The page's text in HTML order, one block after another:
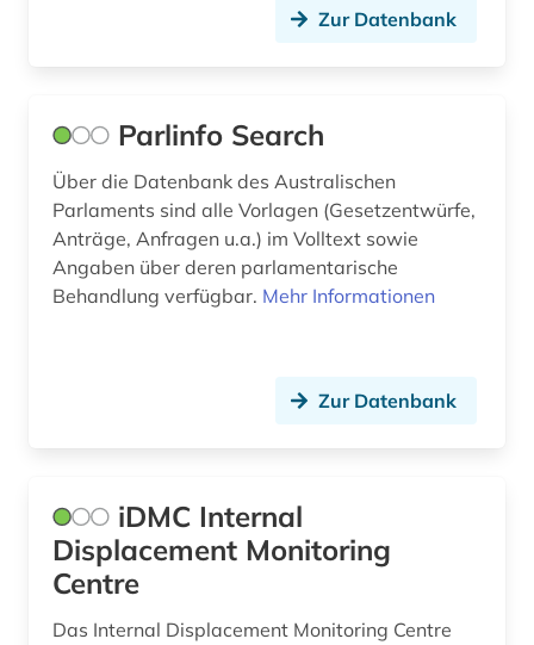
sydney (3)
tagebuch (1)
terminologie (1)
terrorismus (1)
unternehmen (1)
usa (3)
Zur Datenbank
Parlinfo Search
Über die Datenbank des Australischen
Parlaments sind alle Vorlagen (Gesetzentwürfe,
Anträge, Anfragen u.a.) im Volltext sowie
Angaben über deren parlamentarische
Behandlung verfügbar. Mehr Informationen
Zur Datenbank
iDMC Internal
Displacement Monitoring
Centre
Das Internal Displacement Monitoring Centre